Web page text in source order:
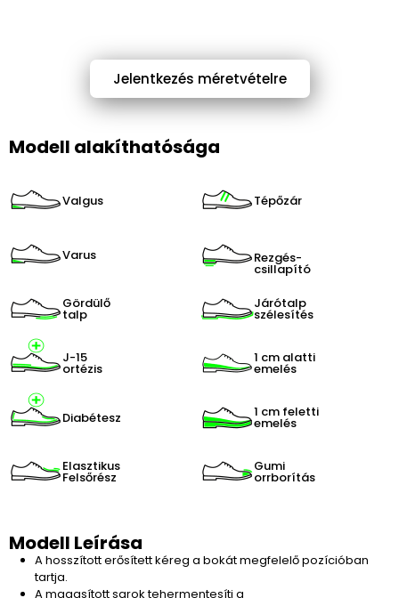
Jelentkezés méretvételre
Modell alakíthatósága
Valgus Tépőzár
Varus Rezgés-
csillapító
Gördülő
talp
Járótalp
szélesítés
J-15
ortézis
1 cm alatti
emelés
Diabétesz 1 cm feletti
emelés
Elasztikus
Felsőrész
Gumi
orrborítás
Modell Leírása
A hosszított erősített kéreg a bokát megfelelő pozícióban
tartja.
A magasított sarok tehermentesíti a